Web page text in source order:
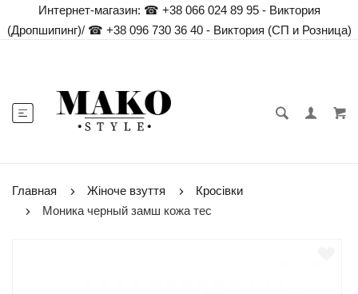
Интернет-магазин: ☎ +38 066 024 89 95 - Виктория
(Дропшипинг)/☎ +38 096 730 36 40 - Виктория (СП и Розница)
Главная Жіноче взуття
Кросівки
Моника черный замш кожа тес